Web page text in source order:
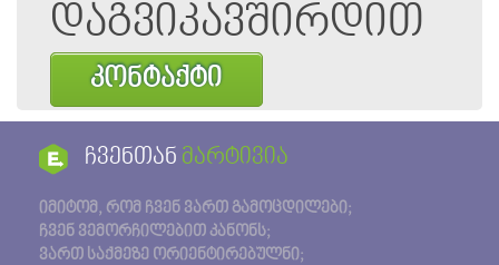
დაგვიკავშირდით
კონტაქტი
ჩვენთან მარტივია
იმიტომ, რომ ჩვენ ვართ გამოცდილები;
ჩვენ ვემორჩილებით კანონს;
ვართ საქმეზე ორიენტირებულნი;